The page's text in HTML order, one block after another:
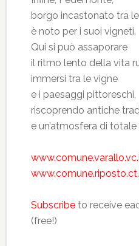
borgo incastonato tra
è noto per i suoi vigneti.
Qui si può assaporare
il ritmo lento della vita
immersi tra le vigne
e i paesaggi pittoreschi,
riscoprendo antiche
e un’atmosfera di totale
Subscribeto receive
(free!)